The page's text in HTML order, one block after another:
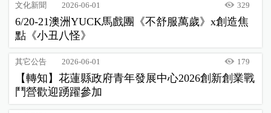
文化新聞 2026-06-01 329
6/20-21澳洲YUCK馬戲團《不舒服萬歲》x創造焦
點《小丑八怪》
其它公告 2026-06-01 179
【轉知】花蓮縣政府青年發展中心2026創新創業戰
鬥營歡迎踴躍參加